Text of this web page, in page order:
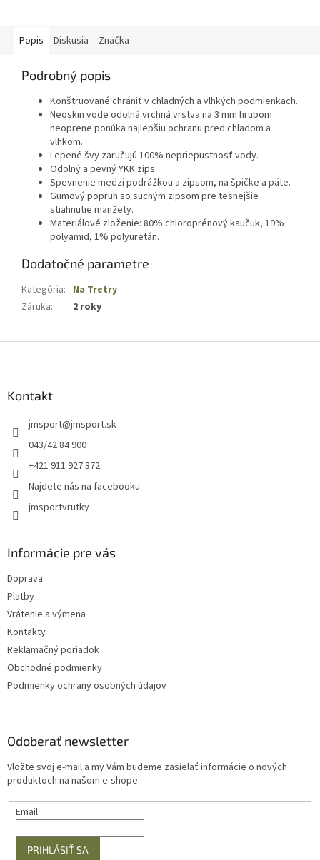
Popis Diskusia Značka
Podrobný popis
Konštruované chrániť v chladných a vlhkých podmienkach.
Neoskin vode odolná vrchná vrstva na 3 mm hrubom
neoprene ponúka najlepšiu ochranu pred chladom a
vlhkom.
Lepené švy zaručujú 100% nepriepustnosť vody.
Odolný a pevný YKK zips.
Spevnenie medzi podrážkou a zipsom, na špičke a päte.
Gumový popruh so suchým zipsom pre tesnejšie
stiahnutie manžety.
Materiálové zloženie: 80% chloroprénový kaučuk, 19%
polyamid, 1% polyuretán.
Dodatočné parametre
Kategória: Na Tretry
Záruka: 2 roky
Kontakt
jmsport@jmsport.sk
043/42 84 900
+421 911 927 372
Najdete nás na facebooku
jmsportvrutky
Informácie pre vás
Doprava
Platby
Vrátenie a výmena
Kontakty
Reklamačný poriadok
Obchodné podmienky
Podmienky ochrany osobných údajov
Odoberať newsletter
Vložte svoj e-mail a my Vám budeme zasielať informácie o nových
produktoch na našom e-shope.
Email
PRIHLÁSIŤ SA